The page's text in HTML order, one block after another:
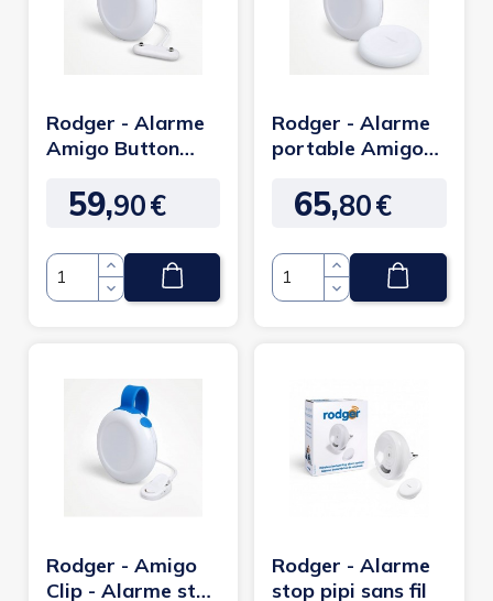
Rodger - Alarme
Amigo Button
Prix
59,90€
Quantité
Rodger - Alarme
portable Amigo
énurésie
Prix
65,80€
Quantité
Rodger - Amigo
Clip - Alarme stop
Rodger - Alarme
stop pipi sans fil